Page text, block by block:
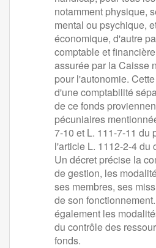
notamment physique,
mental ou psychique,
économique, d'autre
comptable et
assurée par la Caisse
pour l'autonomie.
d'une comptabilité
de ce fonds
pécuniaires
7-10 et L. 111-7-11 du
l'article L. 1112-2-4 du
Un décret précise la
de gestion, les
ses membres, ses
de son
également les
du contrôle des
fonds.